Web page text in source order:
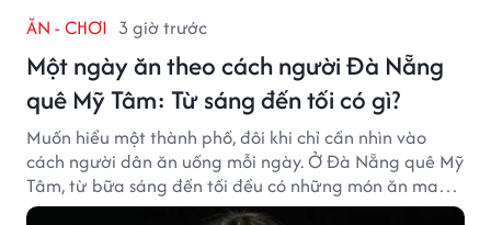
ĂN - CHƠI 3 giờ trước
Một ngày ăn theo cách người Đà Nẵng
quê Mỹ Tâm: Từ sáng đến tối có gì?
Muốn hiểu một thành phố, đôi khi chỉ cần nhìn vào
cách người dân ăn uống mỗi ngày. Ở Đà Nẵng quê Mỹ
Tâm, từ bữa sáng đến tối đều có những món ăn mang
đậm dấu ấn miền Trung.